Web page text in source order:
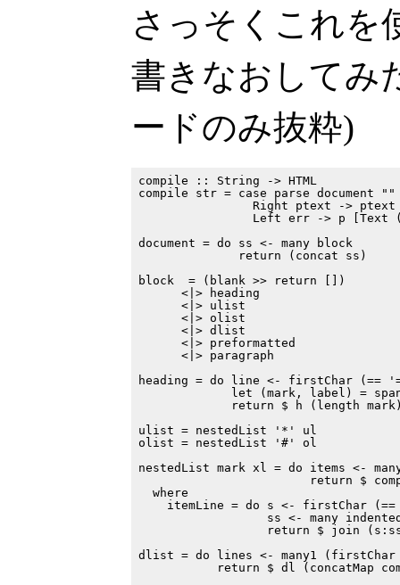
さっそくこれを
書きなおしてみ
ードのみ抜粋)
compile :: String -> HTML
compile str = case parse
                Right ptext -> ptext
Left err -> p [Text
document = do ss <- many block
              return (concat ss)
block  = (blank >> return [])
      <|> heading
      <|> ulist
      <|> olist
      <|> dlist
      <|> preformatted
      <|> paragraph
heading = do line <- firstChar (==
let (mark, label) =
return $ h (length
ulist = nestedList '*' ul
olist = nestedList '#' ol
nestedList mark xl = do items <-
return $
  where
itemLine = do s <- firstChar (==
ss <- many
return $ join
dlist = do lines <- many1
return $ dl (concatMap